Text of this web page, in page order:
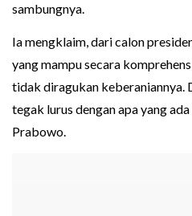
sambungnya.
Ia mengklaim, dari calon
yang mampu secara
tidak diragukan keberaniannya.
tegak lurus dengan apa yang
Prabowo.